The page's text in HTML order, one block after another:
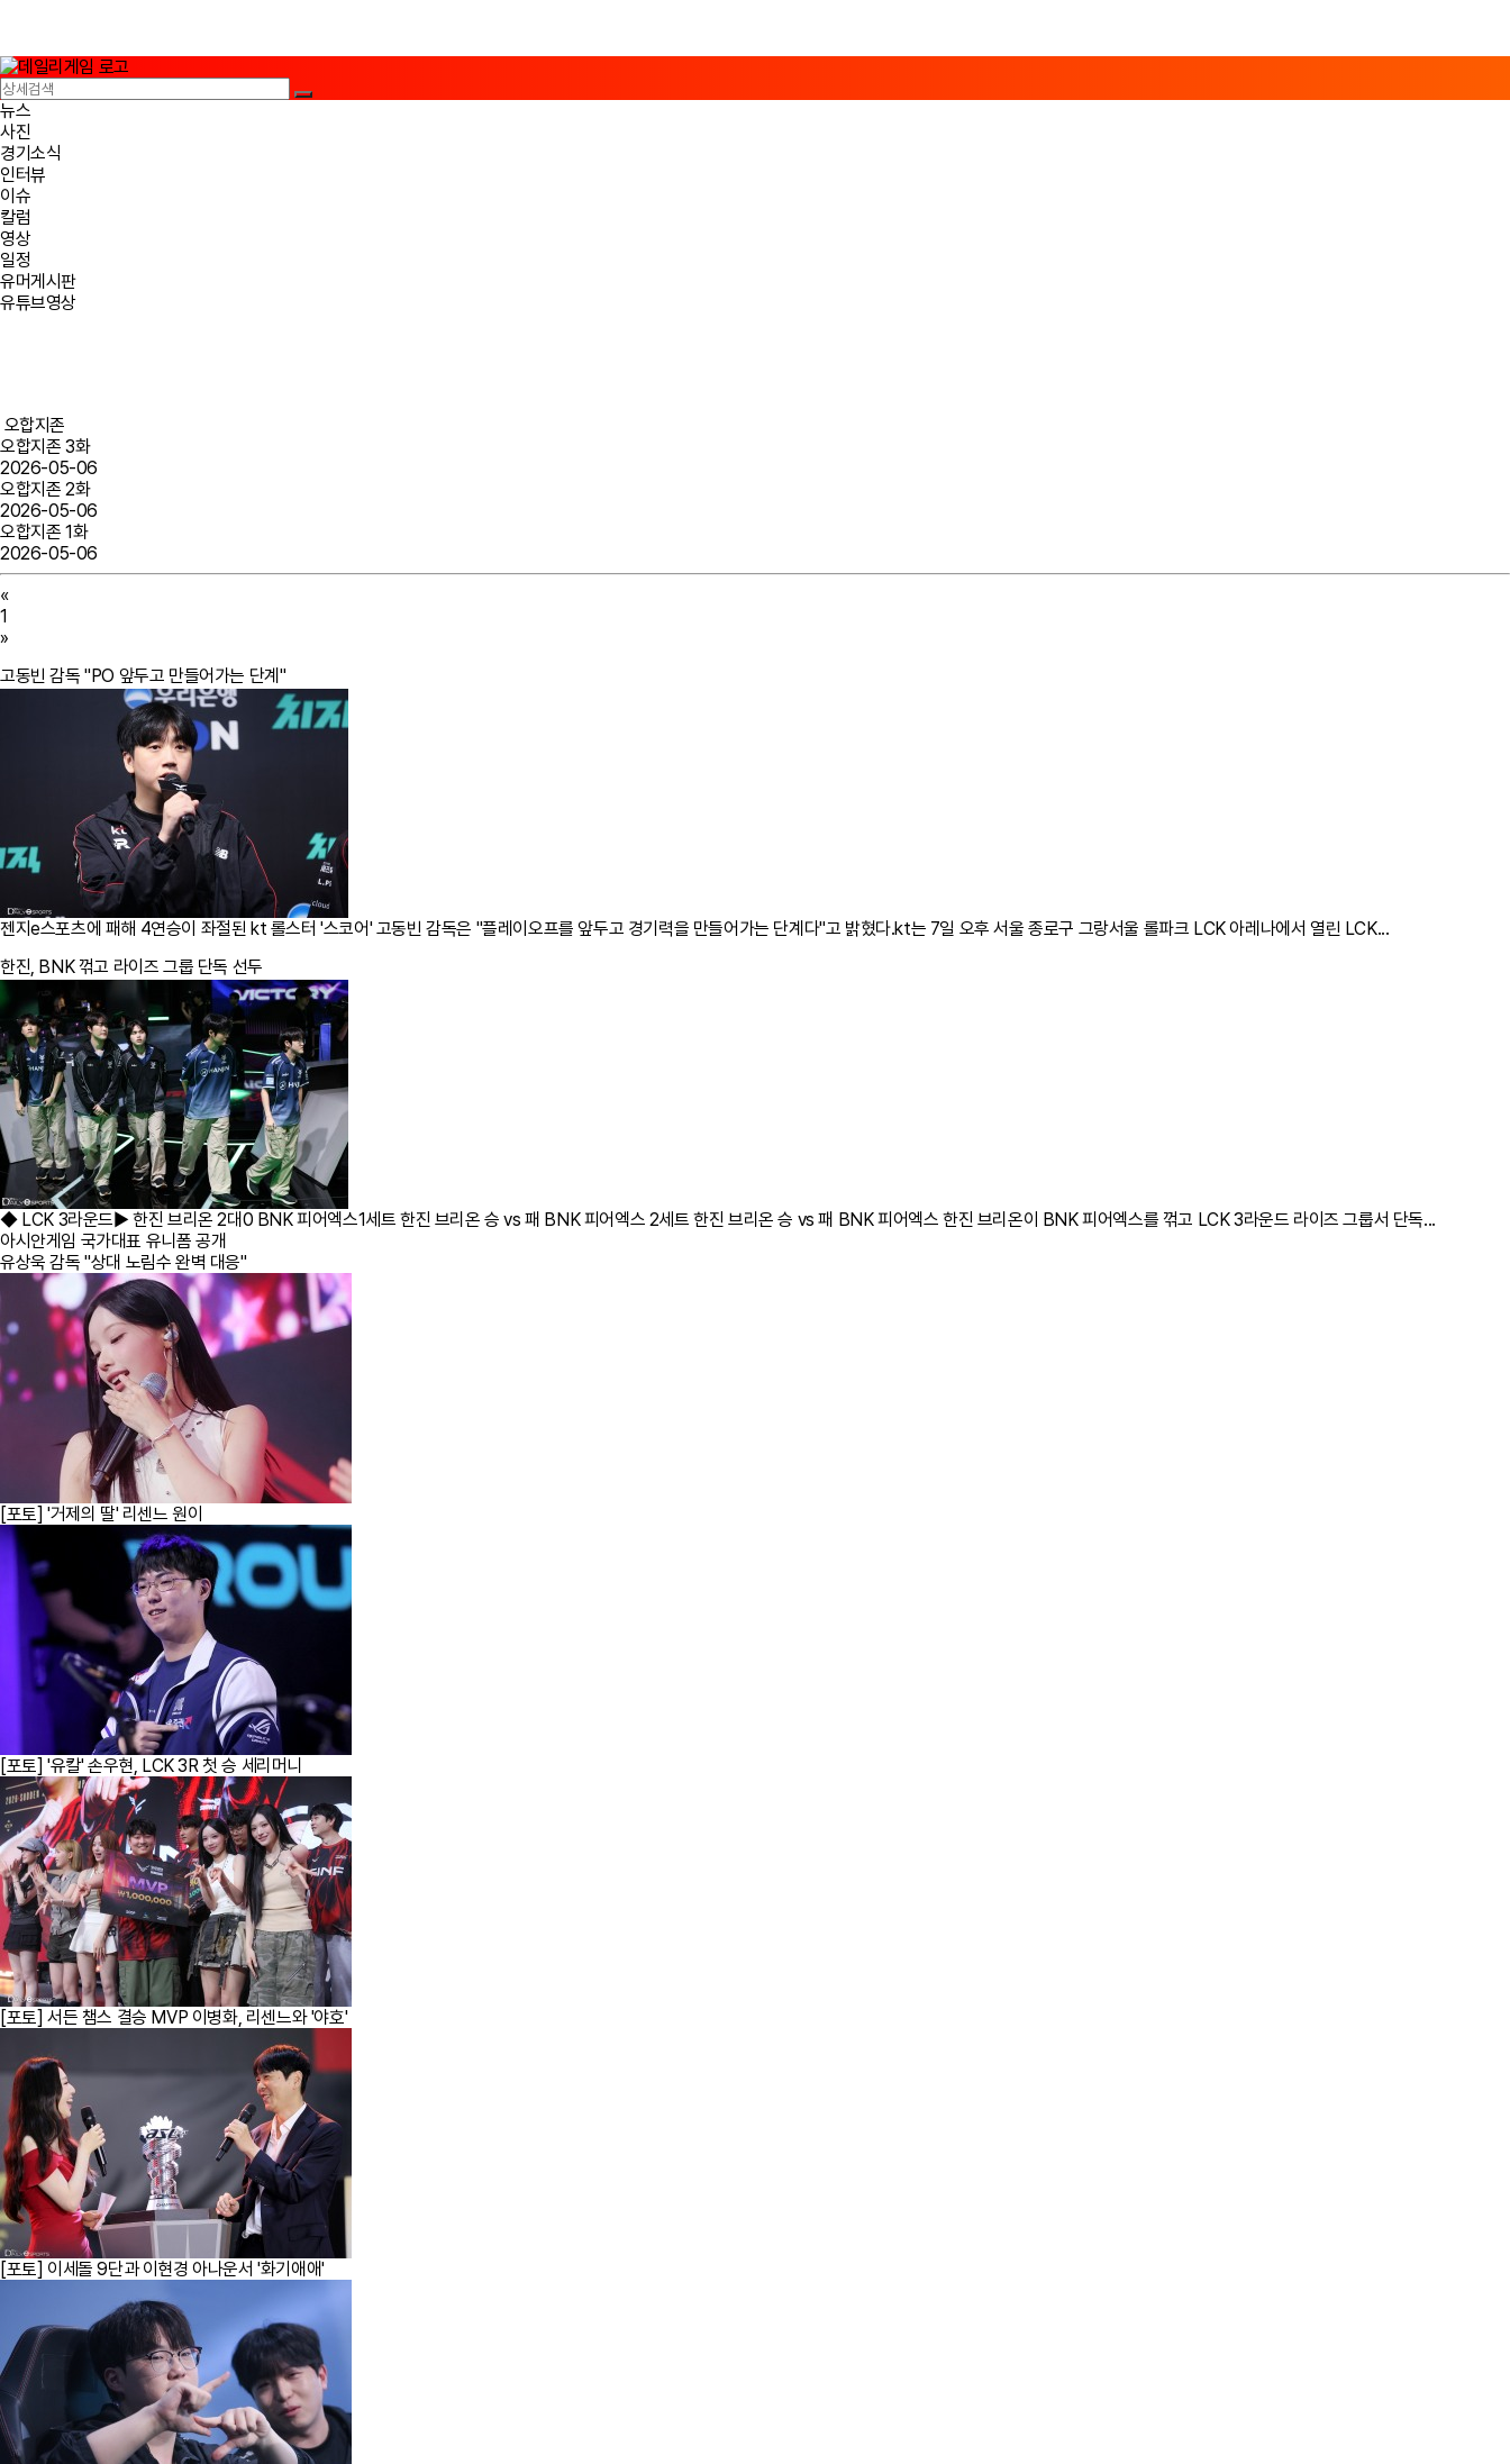
뉴스
사진
경기소식
인터뷰
이슈
칼럼
영상
일정
유머게시판
유튜브영상
오합지존
오합지존 3화
2026-05-06
오합지존 2화
2026-05-06
오합지존 1화
2026-05-06
«
1
»
고동빈 감독 "PO 앞두고 만들어가는 단계"
젠지e스포츠에 패해 4연승이 좌절된 kt 롤스터 '스코어' 고동빈 감독은 "플레이오프를 앞두고 경기력을 만들어가는 단계다"고 밝혔다.kt는 7일 오후 서울 종로구 그랑서울 롤파크 LCK 아레나에서 열린 LCK...
한진, BNK 꺾고 라이즈 그룹 단독 선두
◆ LCK 3라운드▶ 한진 브리온 2대0 BNK 피어엑스1세트 한진 브리온 승 vs 패 BNK 피어엑스 2세트 한진 브리온 승 vs 패 BNK 피어엑스 한진 브리온이 BNK 피어엑스를 꺾고 LCK 3라운드 라이즈 그룹서 단독...
아시안게임 국가대표 유니폼 공개
유상욱 감독 "상대 노림수 완벽 대응"
[포토] '거제의 딸' 리센느 원이
[포토] '유칼' 손우현, LCK 3R 첫 승 세리머니
[포토] 서든 챔스 결승 MVP 이병화, 리센느와 '야호'
[포토] 이세돌 9단과 이현경 아나운서 '화기애애'